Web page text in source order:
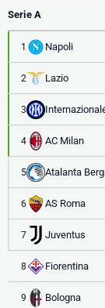
Serie A
1 Napoli
2 Lazio
3
4 AC Milan
5 Atalanta
6 AS Roma
7 Juventus
8 Fiorentina
9 Bologna